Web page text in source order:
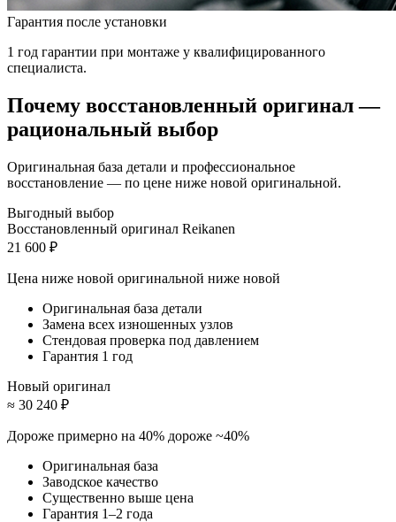
Гарантия после установки
1 год гарантии при монтаже у квалифицированного
специалиста.
Почему восстановленный оригинал —
рациональный выбор
Оригинальная база детали и профессиональное
восстановление — по цене ниже новой оригинальной.
Выгодный выбор
Восстановленный оригинал Reikanen
21 600 ₽
Цена ниже новой оригинальной ниже новой
Оригинальная база детали
Замена всех изношенных узлов
Стендовая проверка под давлением
Гарантия 1 год
Новый оригинал
≈ 30 240 ₽
Дороже примерно на 40% дороже ~40%
Оригинальная база
Заводское качество
Существенно выше цена
Гарантия 1–2 года